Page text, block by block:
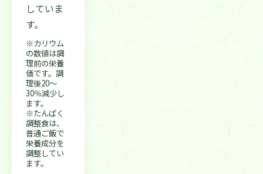
していま
す。
※カリウム
の数値は調
理前の栄養
価です。調
理後20〜
30％減少し
ます。
※たんぱく
調整食は、
普通ご飯で
栄養成分を
調整してい
ます。